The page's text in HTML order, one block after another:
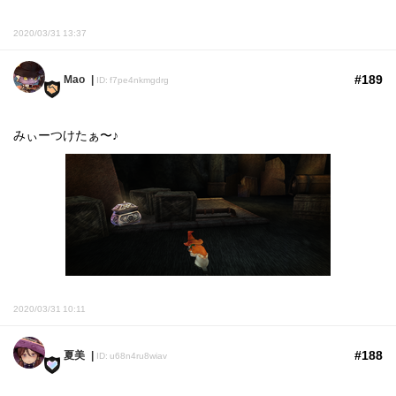
2020/03/31 13:37
Mao ID: f7pe4nkmgdrg #189
みぃーつけたぁ〜♪
2020/03/31 10:11
夏美 ID: u68n4ru8wiav #188